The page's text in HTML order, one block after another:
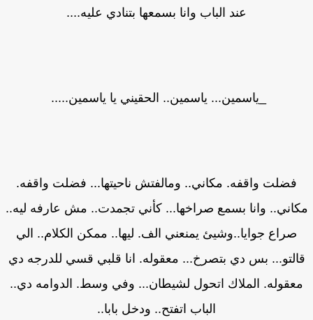
عند الباب وانا بسمعها بتنادي عليه....
_ياسمين... ياسمين.. الحقيني يا ياسمين.....
فضلت واقفه. مكاني.. ومالفتش ناحيتها... فضلت واقفه.
وانا بسمع صراخها... كأني تجمدت.. مش عارفه ليه..
صراع جوايا..وشيئ يمنعني الف. ليها.. ممكن الكلام.. الي
بس دي بتصرخ... معقوله. انا قلبي قسي للدرجه دي
الملاك اتحول لشيطان... وفي وسط. الدوامه دي..
الباب اتفتح.. ودخل بابا..